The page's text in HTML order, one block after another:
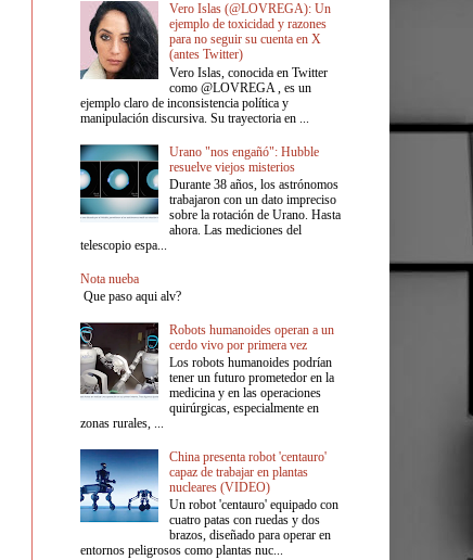
Vero Islas (@LOVREGA): Un
ejemplo de toxicidad y razones
para no seguir su cuenta en X
(antes Twitter)
Vero Islas, conocida en Twitter
como @LOVREGA , es un
ejemplo claro de inconsistencia política y
manipulación discursiva. Su trayectoria en ...
Urano "nos engañó": Hubble
resuelve viejos misterios
Durante 38 años, los astrónomos
trabajaron con un dato impreciso
sobre la rotación de Urano. Hasta
ahora. Las mediciones del
telescopio espa...
Nota nueba
Que paso aqui alv?
Robots humanoides operan a un
cerdo vivo por primera vez
Los robots humanoides podrían
tener un futuro prometedor en la
medicina y en las operaciones
quirúrgicas, especialmente en
zonas rurales, ...
China presenta robot 'centauro'
capaz de trabajar en plantas
nucleares (VIDEO)
Un robot 'centauro' equipado con
cuatro patas con ruedas y dos
brazos, diseñado para operar en
entornos peligrosos como plantas nuc...